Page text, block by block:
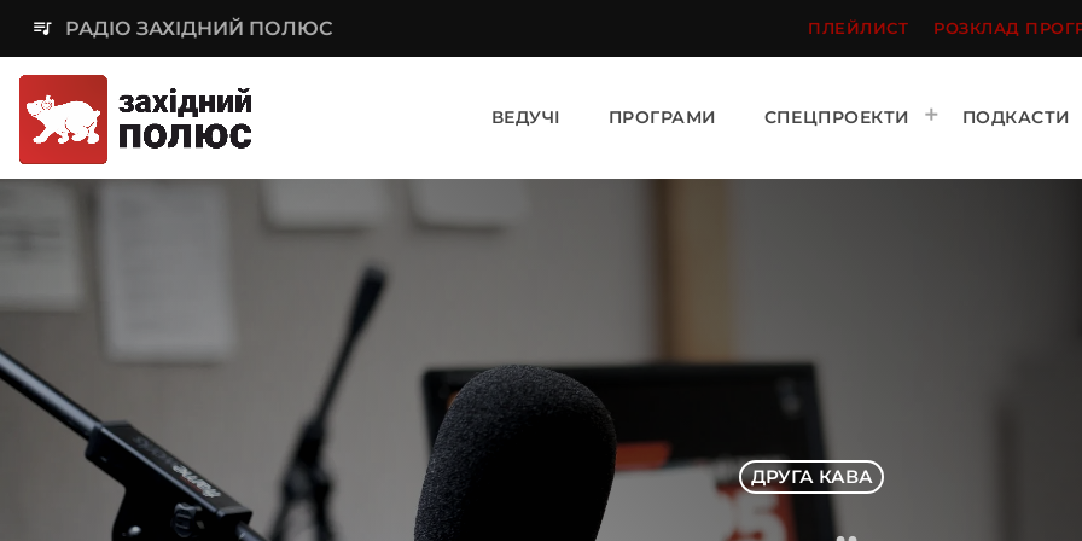
queue_music РАДІО ЗАХІДНИЙ ПОЛЮС ПЛЕЙЛИСТ РОЗКЛАД
ВЕДУЧІ ПРОГРАМИ СПЕЦПРОЕКТИ ПОДКАСТИ
ДРУГА КАВА